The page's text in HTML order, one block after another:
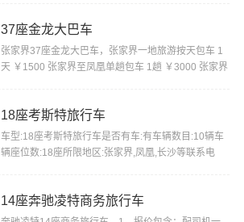
37座金龙大巴车
张家界37座金龙大巴车，张家界一地旅游按天包车 1
天 ￥1500 张家界至凤凰单趟包车 1趟 ￥3000 张家界
18座考斯特旅行车
车型:18座考斯特旅行车是否有车:有车辆数目:10辆车
辆座位数:18座所限地区:张家界,凤凰,长沙等联系电
14座奔驰凌特商务旅行车